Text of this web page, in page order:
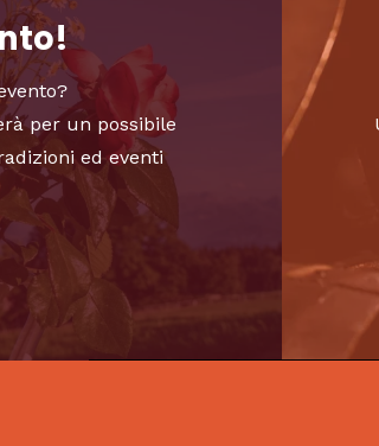
per un possibile
ed eventi